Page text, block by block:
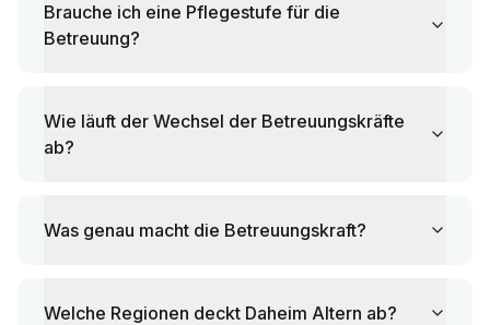
Brauche ich eine Pflegestufe für die
Betreuung?
Wie läuft der Wechsel der Betreuungskräfte
ab?
Was genau macht die Betreuungskraft?
Welche Regionen deckt Daheim Altern ab?